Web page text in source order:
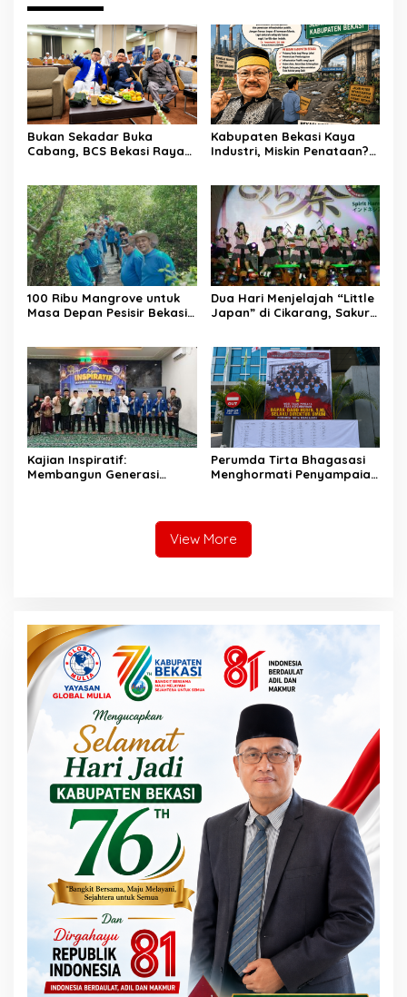
Bukan Sekadar Buka
Cabang, BCS Bekasi Raya
Kabupaten Bekasi Kaya
Industri, Miskin Penataan?
100 Ribu Mangrove untuk
Masa Depan Pesisir Bekasi:
Harapan yang Tumbuh
Bersama Warga
Dua Hari Menjelajah “Little
Japan” di Cikarang, Sakura
Wisata Budaya
Kajian Inspiratif:
Membangun Generasi
Perumda Tirta Bhagasasi
Menghormati Penyampaian
Perusahaan yang Baik
View More